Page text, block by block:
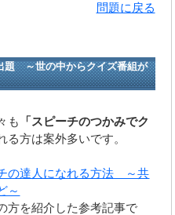
問題に戻る
題 ～世の中からクイズ番組が
も
「スピーチのつかみでク
る方は案外多いです。
の達人になれる方法 ～共
～
方を紹介した参考記事で